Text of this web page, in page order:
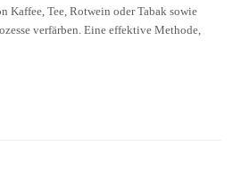
Kaffee, Tee, Rotwein oder Tabak sowie
verfärben. Eine effektive Methode,